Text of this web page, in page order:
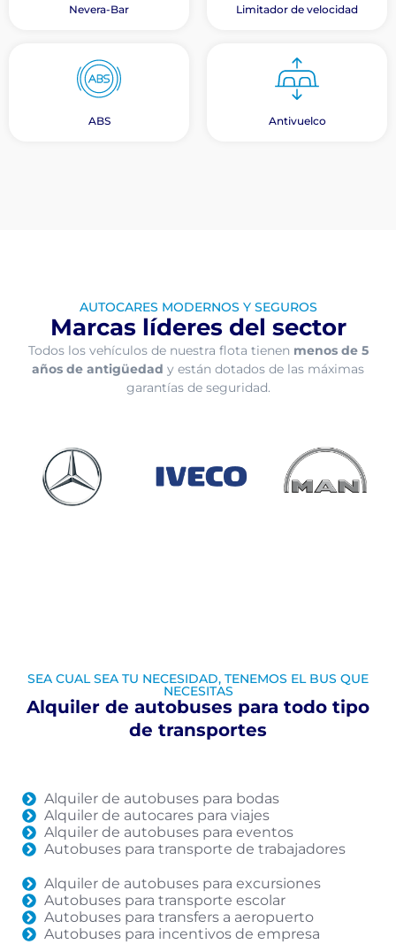
Nevera-Bar Limitador de velocidad
ABS Antivuelco
AUTOCARES MODERNOS Y SEGUROS
Marcas líderes del sector
Todos los vehículos de nuestra flota tienen menos de 5
años de antigüedad y están dotados de las máximas
garantías de seguridad.
SEA CUAL SEA TU NECESIDAD, TENEMOS EL BUS QUE
NECESITAS
Alquiler de autobuses para todo tipo
de transportes
Alquiler de autobuses para bodas
Alquiler de autocares para viajes
Alquiler de autobuses para eventos
Autobuses para transporte de trabajadores
Alquiler de autobuses para excursiones
Autobuses para transporte escolar
Autobuses para transfers a aeropuerto
Autobuses para incentivos de empresa